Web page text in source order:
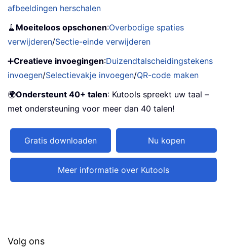
afbeeldingen herschalen
🧹 Moeiteloos opschonen:Overbodige spaties
verwijderen/Sectie-einde verwijderen
➕Creatieve invoegingen:Duizendtalscheidingstekens
invoegen/Selectievakje invoegen/QR-code maken
🌍Ondersteunt 40+ talen: Kutools spreekt uw taal –
met ondersteuning voor meer dan 40 talen!
Gratis downloaden Nu kopen
Meer informatie over Kutools
Volg ons